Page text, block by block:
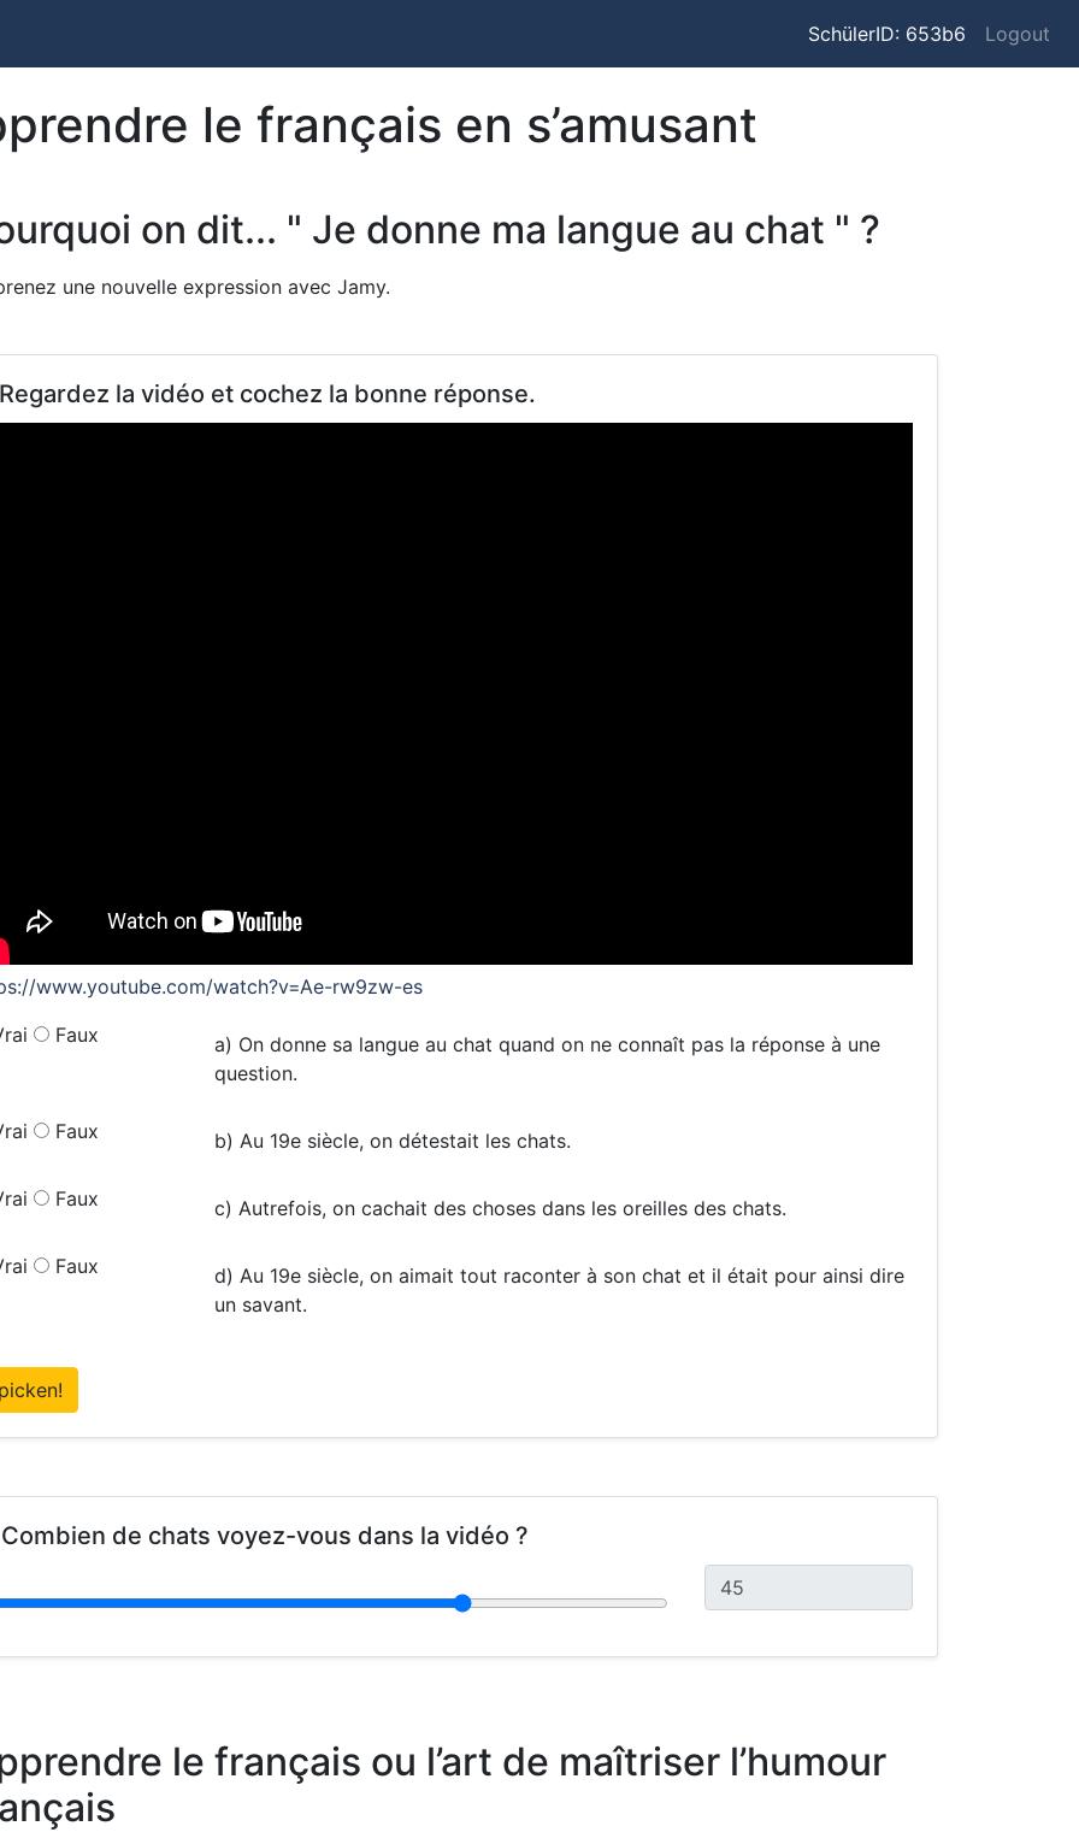
SchülerID: 653b6 Logout
le français en s’amusant
on dit... " Je donne ma langue au chat " ?
une nouvelle expression avec Jamy.
la vidéo et cochez la bonne réponse.
www.youtube.com/watch?v=Ae-rw9zw-es
Faux
a) On donne sa langue au chat quand on ne connaît pas la réponse à une
question.
Faux b) Au 19e siècle, on détestait les chats.
Faux c) Autrefois, on cachait des choses dans les oreilles des chats.
Faux
d) Au 19e siècle, on aimait tout raconter à son chat et il était pour ainsi dire
un savant.
de chats voyez-vous dans la vidéo ?
le français ou l’art de maîtriser l’humour